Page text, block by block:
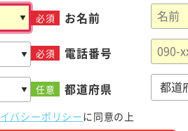
必須 お名前
必須 電話番号
任意 都道府県
バシーポリシーに同意の上